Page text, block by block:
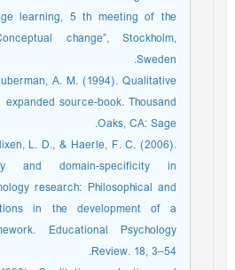
learning, 5 th meeting of the
change”, Stockholm,
Sweden.
A. M. (1994). Qualitative
expanded source-book. Thousand
Oaks, CA: Sage.
L. D., & Haerle, F. C. (2006).
and domain-specificity in
research: Philosophical and
in the development of a
Educational Psychology
Review. 18, 3–54.